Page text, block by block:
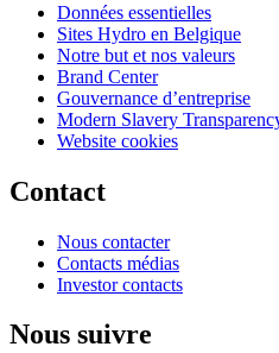
Données essentielles
Sites Hydro en Belgique
Notre but et nos valeurs
Brand Center
Gouvernance d’entreprise
Modern Slavery
Website cookies
Contact
Nous contacter
Contacts médias
Investor contacts
Nous suivre